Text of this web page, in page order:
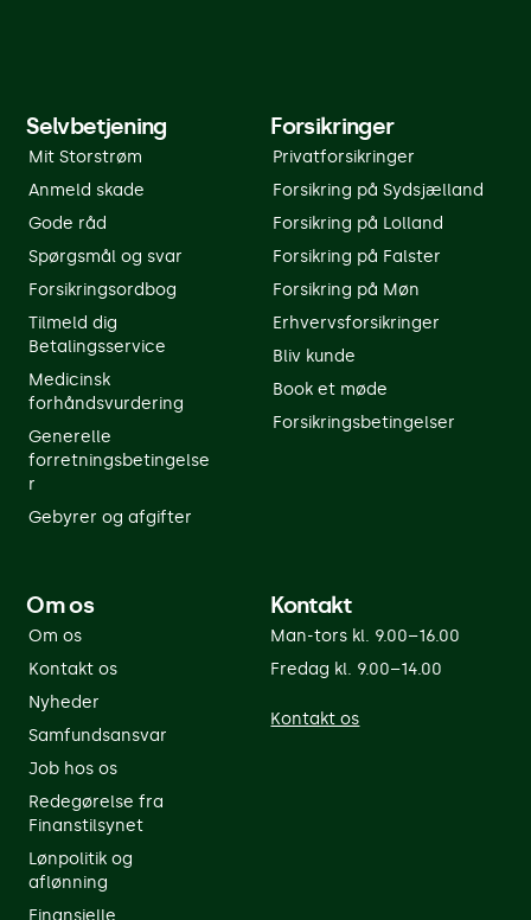
Selvbetjening
Mit Storstrøm
Anmeld skade
Gode råd
Spørgsmål og svar
Forsikringsordbog
Tilmeld dig
Betalingsservice
Medicinsk
forhåndsvurdering
Generelle
forretningsbetingelse
r
Gebyrer og afgifter
Forsikringer
Privatforsikringer
Forsikring på Sydsjælland
Forsikring på Lolland
Forsikring på Falster
Forsikring på Møn
Erhvervsforsikringer
Bliv kunde
Book et møde
Forsikringsbetingelser
Om os
Om os
Kontakt os
Nyheder
Samfundsansvar
Job hos os
Redegørelse fra
Finanstilsynet
Lønpolitik og
aflønning
Finansielle
Kontakt
Man-tors kl. 9.00–16.00
Fredag kl. 9.00–14.00
Kontakt os